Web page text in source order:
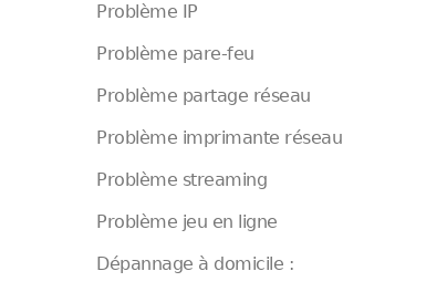
Problème IP
Problème pare-feu
Problème partage réseau
Problème imprimante réseau
Problème streaming
Problème jeu en ligne
Dépannage à domicile :